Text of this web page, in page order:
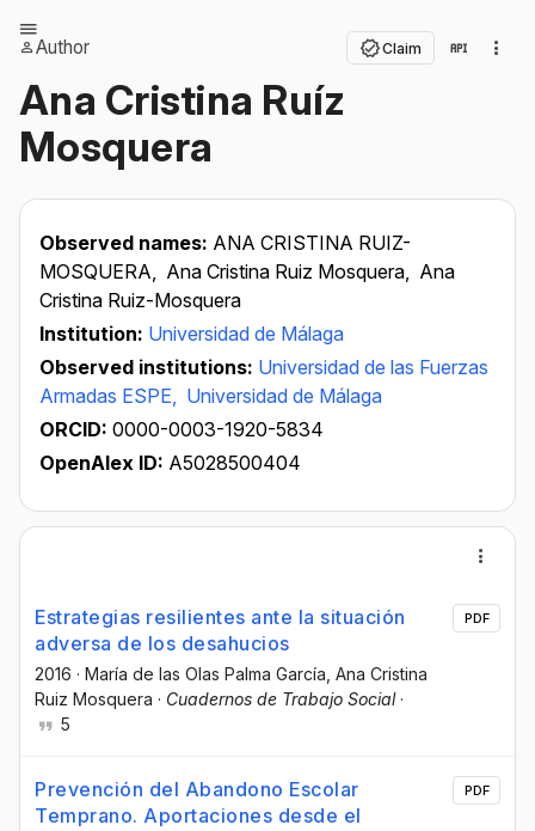
Author Claim
Ana Cristina Ruíz
Mosquera
Observed names: ANA CRISTINA RUIZ-
MOSQUERA, Ana Cristina Ruiz Mosquera, Ana
Cristina Ruiz-Mosquera
Institution: Universidad de Málaga
Observed institutions: Universidad de las Fuerzas
Armadas ESPE, Universidad de Málaga
ORCID: 0000-0003-1920-5834
OpenAlex ID: A5028500404
Estrategias resilientes ante la situación
adversa de los desahucios
2016 · María de las Olas Palma García , Ana Cristina
Ruiz Mosquera · Cuadernos de Trabajo Social·
5
PDF
Prevención del Abandono Escolar
Temprano. Aportaciones desde el
PDF